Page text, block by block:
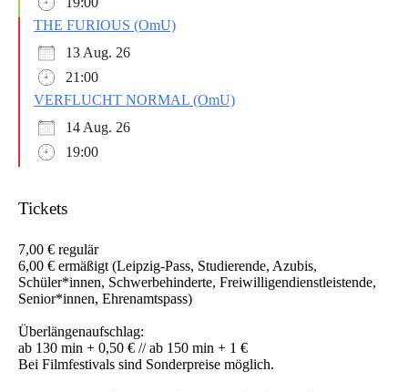
THE FURIOUS (OmU)
13 Aug. 26
21:00
VERFLUCHT NORMAL (OmU)
14 Aug. 26
19:00
Tickets
7,00 € regulär
6,00 € ermäßigt (Leipzig-Pass, Studierende, Azubis,
Schüler*innen, Schwerbehinderte, Freiwilligendienstleistende,
Senior*innen, Ehrenamtspass)
Überlängenaufschlag:
ab 130 min + 0,50 € // ab 150 min + 1 €
Bei Filmfestivals sind Sonderpreise möglich.